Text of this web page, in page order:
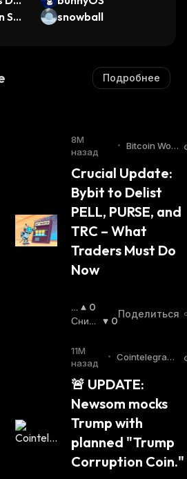
Sol
snowball
Подробнее
8М
назад
• Bitcoin Worl
Crucial Update:
Bybit to Delist
PELL, PURSE, and
TRC – What
Traders Must Do
Now
П
О
Ы
Ш
А
Ю
Щ
И
Й
С
Я
0
Сниж
Йся
0
Поделиться
11М
назад
• Cointelegraph
🚨 UPDATE:
Newsom mocks
Trump with
planned "Trump
Corruption Coin."